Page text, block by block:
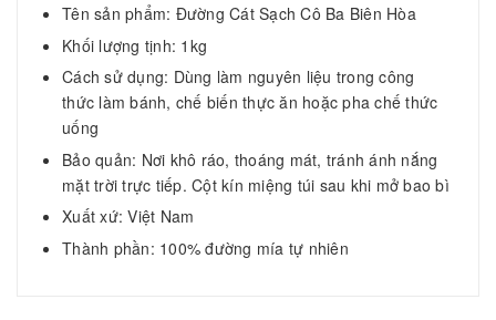
Tên sản phẩm: Đường Cát Sạch Cô Ba Biên Hòa
Khối lượng tịnh: 1kg
Cách sử dụng: Dùng làm nguyên liệu trong công
thức làm bánh, chế biến thực ăn hoặc pha chế thức
uống
Bảo quản: Nơi khô ráo, thoáng mát, tránh ánh nắng
mặt trời trực tiếp. Cột kín miệng túi sau khi mở bao bì
Xuất xứ: Việt Nam
Thành phần: 100% đường mía tự nhiên